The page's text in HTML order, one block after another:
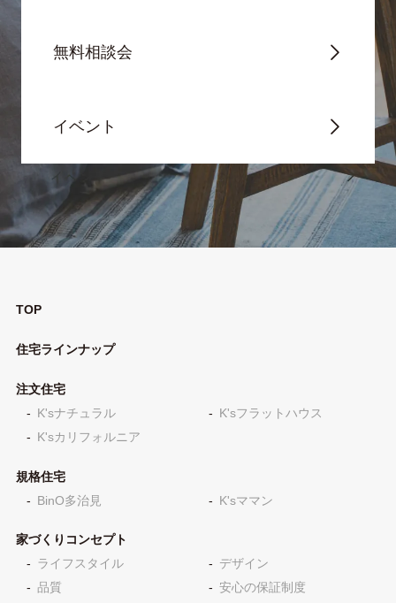
無料相談会
イベント
TOP
住宅ラインナップ
注文住宅
K'sナチュラル
K'sフラットハウス
K'sカリフォルニア
規格住宅
BinO多治見
K'sママン
家づくりコンセプト
ライフスタイル
デザイン
品質
安心の保証制度